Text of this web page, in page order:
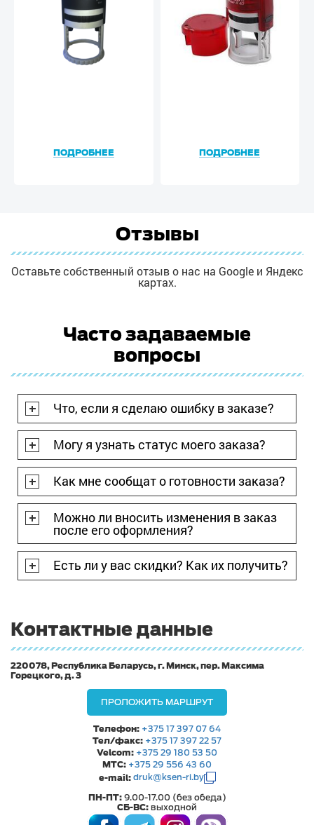
ПОДРОБНЕЕ ПОДРОБНЕЕ
Отзывы
Оставьте собственный отзыв о нас на Google и Яндекс
картах.
Часто задаваемые
вопросы
Что, если я сделаю ошибку в заказе?
Могу я узнать статус моего заказа?
Как мне сообщат о готовности заказа?
Можно ли вносить изменения в заказ
после его оформления?
Есть ли у вас скидки? Как их получить?
Контактные данные
220078, Республика Беларусь, г. Минск, пер. Максима
Горецкого, д. 3
ПРОЛОЖИТЬ МАРШРУТ
Телефон: +375 17 397 07 64
Тел/факс: +375 17 397 22 57
Velcom: +375 29 180 53 50
МТС: +375 29 556 43 60
e-mail: druk@ksen-ri.by
ПН-ПТ:9.00-17.00 (без обеда)
СБ-ВС: выходной